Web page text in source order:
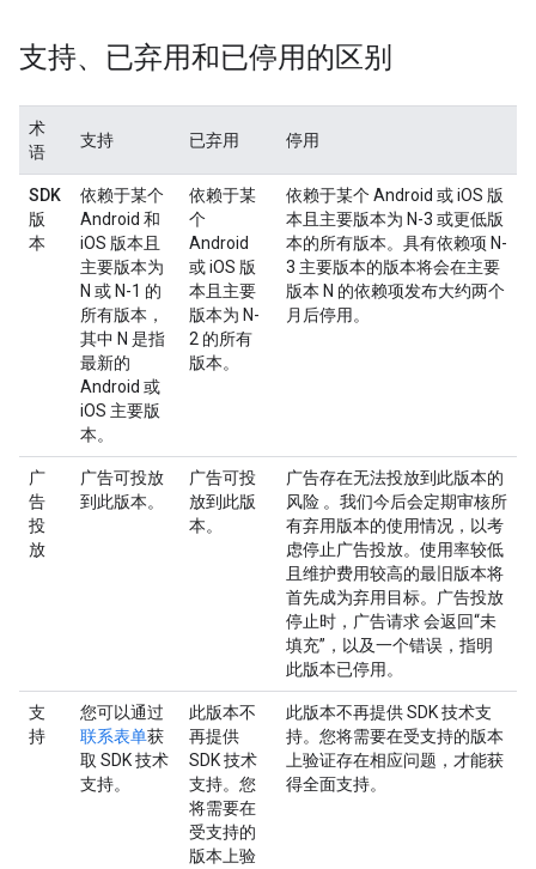
支持、已弃用和已停用的区别
术
语
支持 已弃用 停用
SDK
版
本
依赖于某个
Android 和
iOS 版本且
主要版本为
N 或 N-1 的
所有版本，
其中 N 是指
最新的
Android 或
iOS 主要版
本。
依赖于某
个
Android
或 iOS 版
本且主要
版本为 N-
2 的所有
版本。
依赖于某个 Android 或 iOS 版
本且主要版本为 N-3 或更低版
本的所有版本。具有依赖项 N-
3 主要版本的版本将会在主要
版本 N 的依赖项发布大约两个
月后停用。
广
告
投
放
广告可投放
到此版本。
广告可投
放到此版
本。
广告存在无法投放到此版本的
风险 。我们今后会定期审核所
有弃用版本的使用情况，以考
虑停止广告投放。使用率较低
且维护费用较高的最旧版本将
首先成为弃用目标。广告投放
停止时，广告请求 会返回“未
填充”，以及一个错误，指明
此版本已停用。
支
持
您可以通过
联系表单获
取 SDK 技术
支持。
此版本不
再提供
SDK 技术
支持。您
将需要在
受支持的
版本上验
此版本不再提供 SDK 技术支
持。您将需要在受支持的版本
上验证存在相应问题，才能获
得全面支持。